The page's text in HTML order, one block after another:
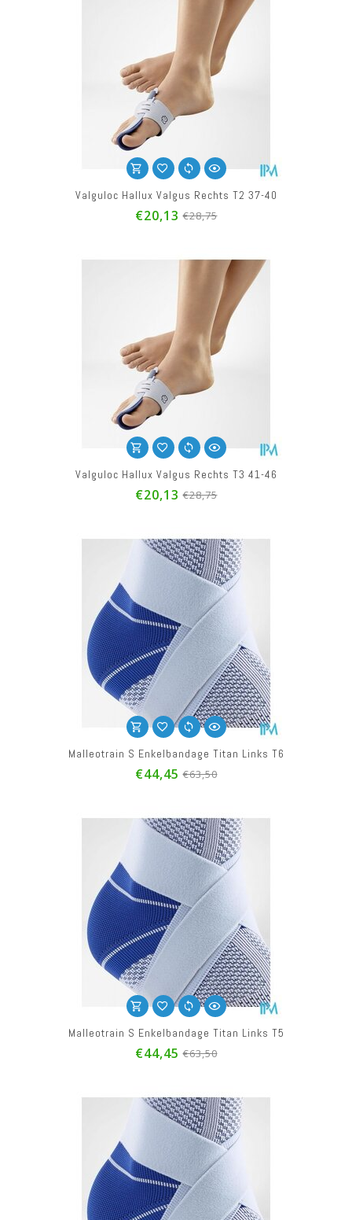
Valguloc Hallux Valgus Rechts T2 37-40
€20,13 €28,75
Valguloc Hallux Valgus Rechts T3 41-46
€20,13 €28,75
Malleotrain S Enkelbandage Titan Links T6
€44,45 €63,50
Malleotrain S Enkelbandage Titan Links T5
€44,45 €63,50